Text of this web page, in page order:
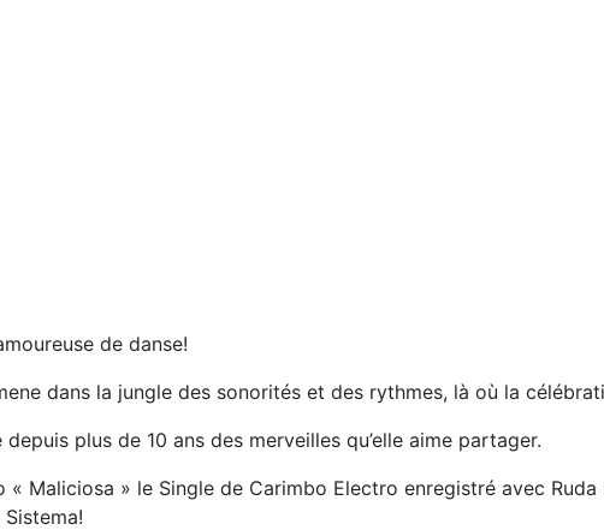
de danse!
dans la jungle des sonorités et des rythmes, là où la
plus de 10 ans des merveilles qu’elle aime partager.
Maliciosa » le Single de Carimbo Electro enregistré avec